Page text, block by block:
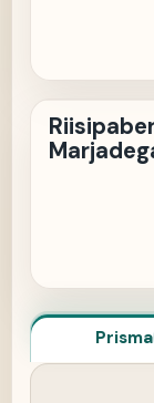
RM
Prisma